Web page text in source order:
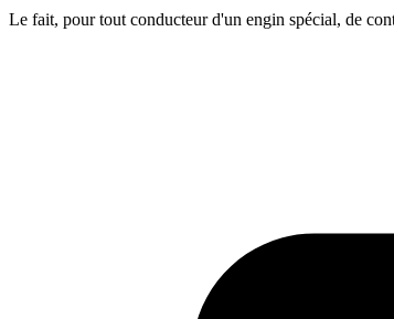
Le fait, pour tout conducteur d'un engin spécial, de